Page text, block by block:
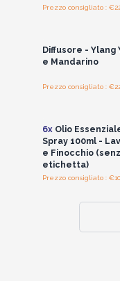
Prezzo consigliato :
Diffusore - Ylang
e Mandarino
Prezzo consigliato :
6xOlio
Spray 100ml -
e Finocchio
etichetta)
Prezzo consigliato :